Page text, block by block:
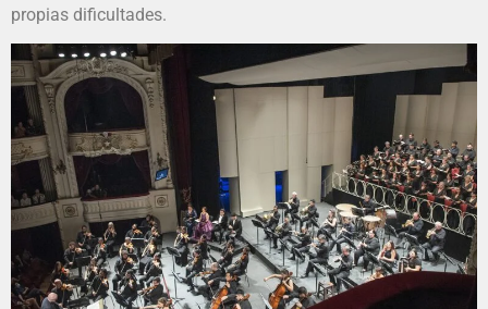
propias dificultades.